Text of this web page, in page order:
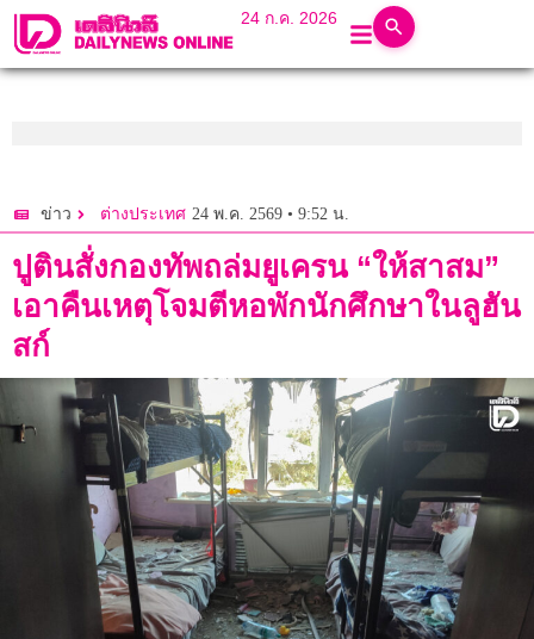
24 ก.ค. 2026
ข่าว ต่างประเทศ 24 พ.ค. 2569 • 9:52 น.
ปูตินสั่งกองทัพถล่มยูเครน “ให้สาสม”
เอาคืนเหตุโจมตีหอพักนักศึกษาในลูฮัน
สก์